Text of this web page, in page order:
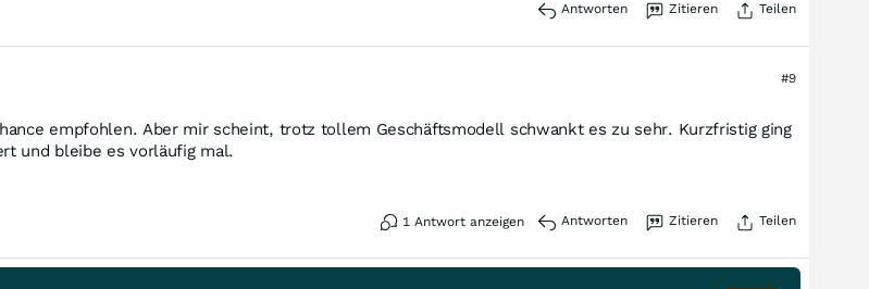
Antworten Zitieren Teilen
#9
empfohlen. Aber mir scheint, trotz tollem Geschäftsmodell schwankt es zu sehr. Kurzfristig ging
und bleibe es vorläufig mal.
1 Antwort anzeigen Antworten Zitieren Teilen